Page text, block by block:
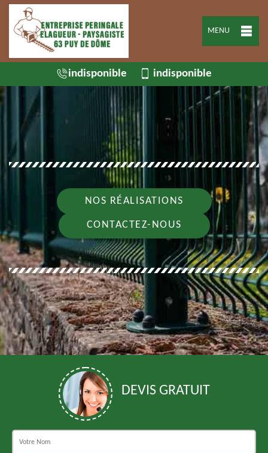
MENU
indisponible indisponible
NOS RÉALISATIONS
CONTACTEZ-NOUS
DEVIS GRATUIT